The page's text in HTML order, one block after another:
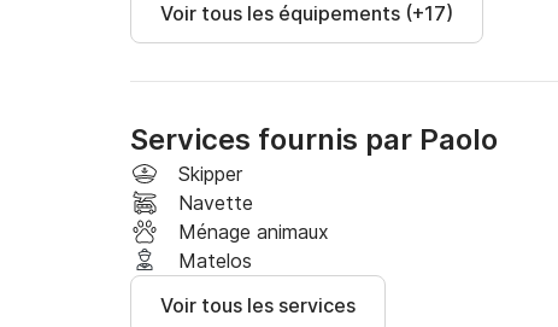
Voir tous les équipements (+17)
Services fournis par Paolo
Skipper
Navette
Ménage animaux
Matelos
Voir tous les services